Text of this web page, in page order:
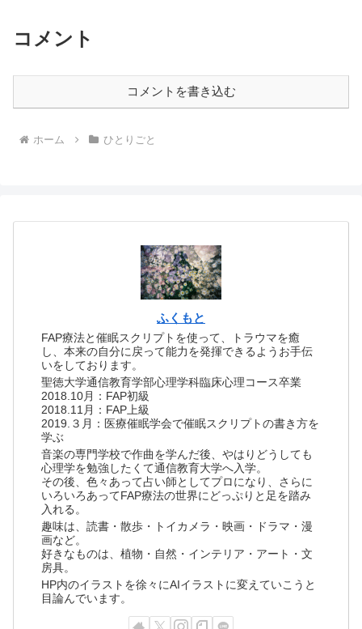
コメント
コメントを書き込む
ホーム ひとりごと
ふくもと
FAP療法と催眠スクリプトを使って、トラウマを癒
し、本来の自分に戻って能力を発揮できるようお手伝
いをしております。
聖徳大学通信教育学部心理学科臨床心理コース卒業
2018.10月：FAP初級
2018.11月：FAP上級
2019.３月：医療催眠学会で催眠スクリプトの書き方を
学ぶ
音楽の専門学校で作曲を学んだ後、やはりどうしても
心理学を勉強したくて通信教育大学へ入学。
その後、色々あって占い師としてプロになり、さらに
いろいろあってFAP療法の世界にどっぷりと足を踏み
入れる。
趣味は、読書・散歩・トイカメラ・映画・ドラマ・漫
画など。
好きなものは、植物・自然・インテリア・アート・文
房具。
HP内のイラストを徐々にAIイラストに変えていこうと
目論んでいます。